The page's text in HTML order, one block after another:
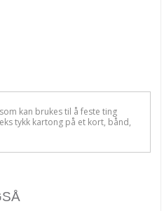
kan brukes til å feste ting
tykk kartong på et kort, bånd,